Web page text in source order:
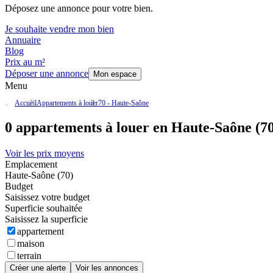
Déposez une annonce pour votre bien.
Je souhaite vendre mon bien
Annuaire
Blog
Prix au m²
Déposer une annonce
Mon espace
Menu
AccueilAppartements à louer70 - Haute-Saône
0 appartements à louer en Haute-Saône
Voir les prix moyens
Emplacement
Haute-Saône (70)
Budget
Saisissez votre budget
Superficie souhaitée
Saisissez la superficie
appartement
maison
terrain
Créer une alerte Voir les annonces